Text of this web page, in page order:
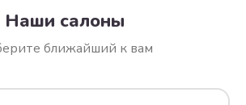
Наши салоны
ближайший к вам